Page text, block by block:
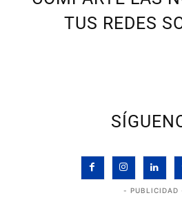
TUS REDES
- PUBLICIDAD